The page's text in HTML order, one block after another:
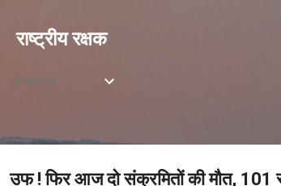
राष्ट्रीय रक्षक
Labels
उफ ! फिर आज दो संक्रमितों की मौत, 101